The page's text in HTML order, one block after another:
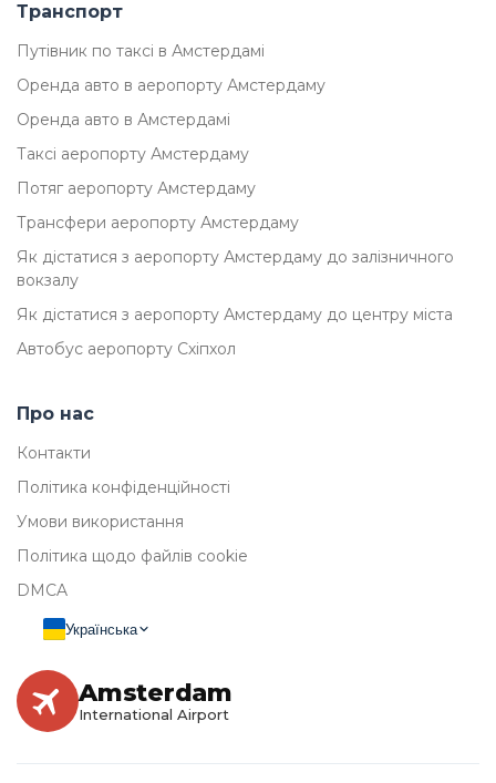
Транспорт
Путівник по таксі в Амстердамі
Оренда авто в аеропорту Амстердаму
Оренда авто в Амстердамі
Таксі аеропорту Амстердаму
Потяг аеропорту Амстердаму
Трансфери аеропорту Амстердаму
Як дістатися з аеропорту Амстердаму до залізничного
вокзалу
Як дістатися з аеропорту Амстердаму до центру міста
Автобус аеропорту Схіпхол
Про нас
Контакти
Політика конфіденційності
Умови використання
Політика щодо файлів cookie
DMCA
Українська
Amsterdam
International Airport